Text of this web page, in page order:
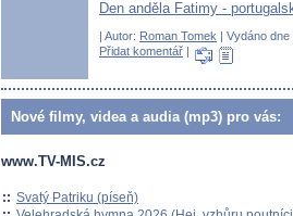
Den anděla Fatimy -
| Autor: Roman Tomek | Vydáno
Přidat komentář |
Nové filmy, videa a audia (mp3) pro vás:
www.TV-MIS.cz
:: Svatý Patriku (píseň)